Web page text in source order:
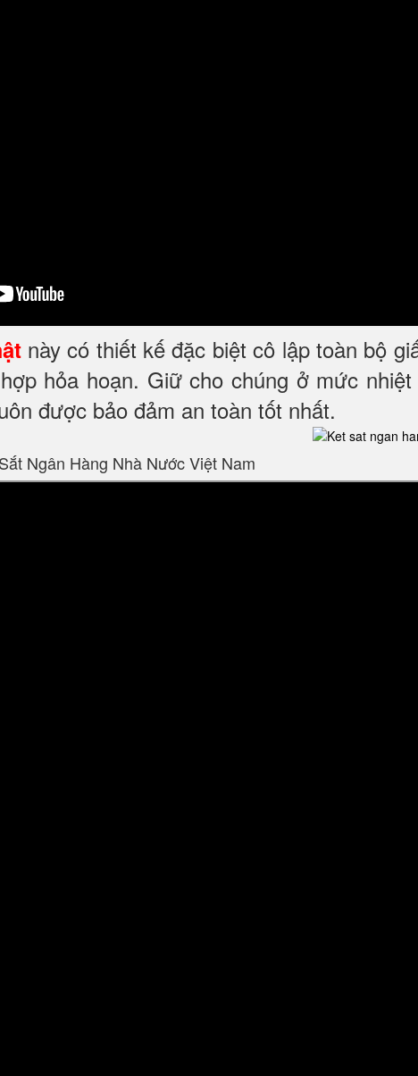
này có thiết kế đặc biệt cô lập toàn bộ
hỏa hoạn. Giữ cho chúng ở mức
được bảo đảm an toàn tốt nhất.
Ngân Hàng Nhà Nước Việt Nam